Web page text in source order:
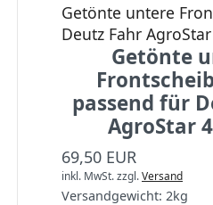
Getönte untere
Deutz Fahr AgroStar
Getönte
passend für
AgroStar
69,50 EUR
inkl. MwSt.zzgl.Versand
Versandgewicht: 2kg